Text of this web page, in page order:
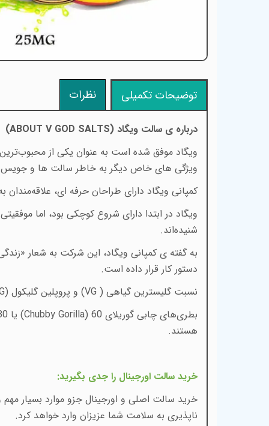
توضیحات تکمیلی نظرات
درباره ی سالت ویگاد (ABOUT V GOD SALTS
)
ویگاد موفق شده است به عنوان یکی از
ویژگی های خاص دیگر به‌ خاطر سالت ها و
کمپانی ویگاد دارای طراحان حرفه ای،
ویگاد در ابتدا دارای شروع کوچکی بود، اما
شنیده‌اند.
به گفته ی کمپانی ویگاد، این شرکت به شعار
دستور کار قرار داده است.
نسبت گلیسترین گیاهی ( VG) و پروپلین گلیکول (
بطری‌های چابی گوریلای (Chubby Gorilla) 60
هستند.
خرید سالت اورجینال را جدی بگیرید:
خرید سالت اصلی و اورجینال جزو موارد بسیار
ناپذیری به سلامت شما عزیزان وارد خواهد کرد.